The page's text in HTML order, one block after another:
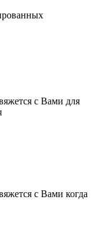
с Вами для
с Вами когда